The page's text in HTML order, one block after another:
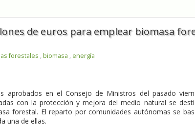
de euros para emplear biomasa
forestales , biomasa , energía
aprobados en el Consejo de Ministros del pasado
con la protección y mejora del medio natural se
forestal. El reparto por comunidades autónomas se
una de ellas.